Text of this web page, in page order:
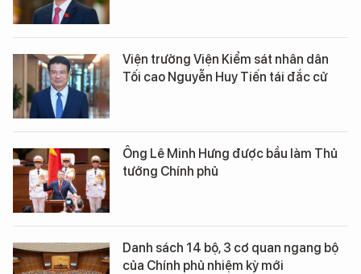
Viện trưởng Viện Kiểm sát nhân dân
Tối cao Nguyễn Huy Tiến tái đắc cử
Ông Lê Minh Hưng được bầu làm Thủ
tướng Chính phủ
Danh sách 14 bộ, 3 cơ quan ngang bộ
của Chính phủ nhiệm kỳ mới